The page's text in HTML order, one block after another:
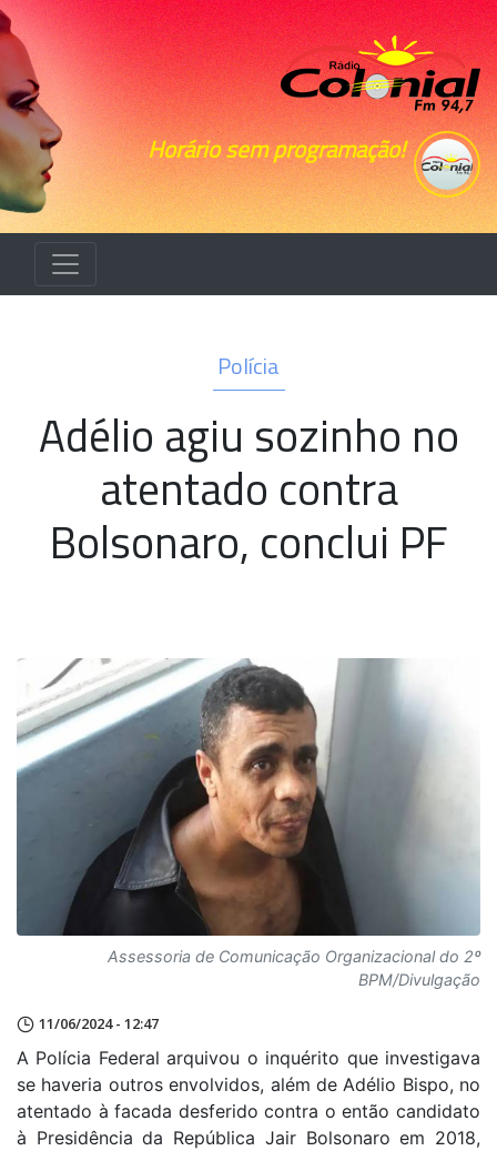
Horário sem programação!
Polícia
Adélio agiu sozinho no
atentado contra
Bolsonaro, conclui PF
Assessoria de Comunicação Organizacional do 2º
BPM/Divulgação
11/06/2024 - 12:47
A Polícia Federal arquivou o inquérito que investigava
se haveria outros envolvidos, além de Adélio Bispo, no
atentado à facada desferido contra o então candidato
à Presidência da República Jair Bolsonaro em 2018,